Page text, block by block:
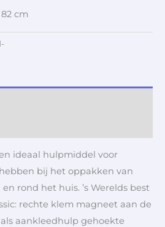
cm
ideaal hulpmiddel voor
bij het oppakken van
rond het huis. ’s Werelds best
rechte klem magneet aan de
aankleedhulp gehoekte